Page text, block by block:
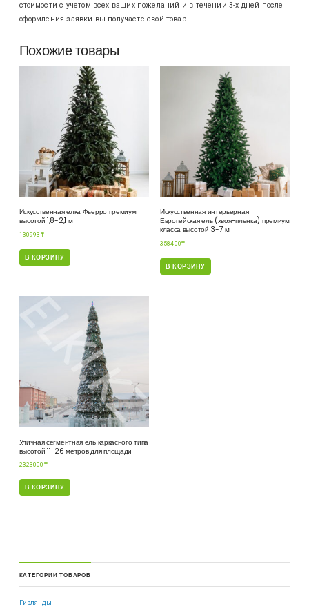
стоимости с учетом всех ваших пожеланий и в течении 3-х дней после
оформления заявки вы получаете свой товар.
Похожие товары
Искусственная елка Фьерро премиум
высотой 1,8-2,1 м
130993 ₸
В КОРЗИНУ
Искусственная интерьерная
Европейская ель (хвоя-пленка) премиум
класса высотой 3-7 м
358400₸
В КОРЗИНУ
Уличная сегментная ель каркасного типа
высотой 11-26 метров для площади
2323000 ₸
В КОРЗИНУ
КАТЕГОРИИ ТОВАРОВ
Гирлянды